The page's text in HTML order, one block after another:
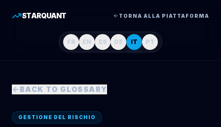
STARQUANT TORNA ALLA PIATTAFORMA
FR EN ES DE IT PT
BACK TO GLOSSARY
GESTIONE DEL RISCHIO